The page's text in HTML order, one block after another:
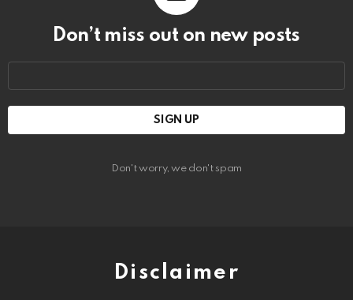
Don’t miss out on new posts
Don't worry, we don't spam
Disclaimer